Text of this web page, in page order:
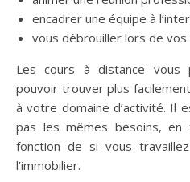
encadrer une équipe à
vous débrouiller lors de
Les cours à distance vous
pouvoir trouver plus
à votre domaine d’activité. Il
pas les mêmes besoins, en
fonction de si vous
l’immobilier.